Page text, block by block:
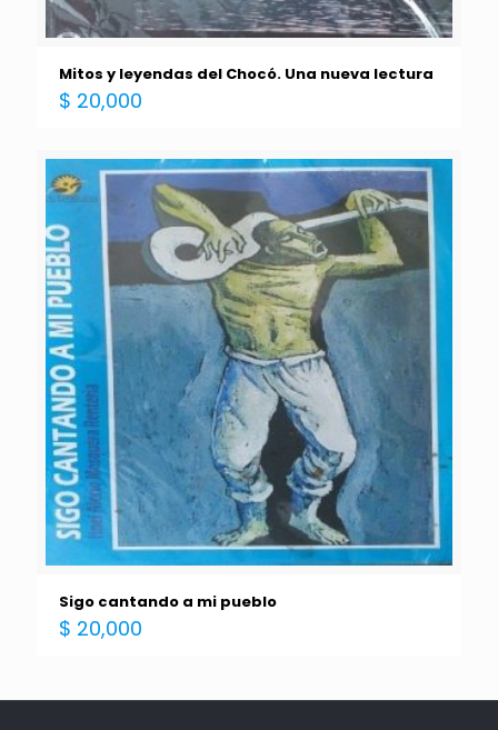
Mitos y leyendas del Chocó. Una nueva lectura
$ 20,000
Sigo cantando a mi pueblo
$ 20,000